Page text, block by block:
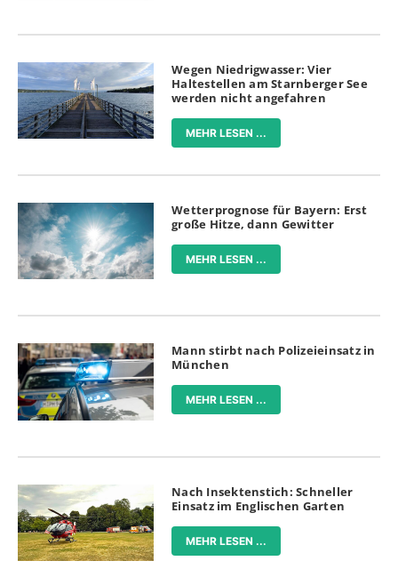
Wegen Niedrigwasser: Vier
Haltestellen am Starnberger See
werden nicht angefahren
MEHR LESEN ...
Wetterprognose für Bayern: Erst
große Hitze, dann Gewitter
MEHR LESEN ...
Mann stirbt nach Polizeieinsatz in
München
MEHR LESEN ...
Nach Insektenstich: Schneller
Einsatz im Englischen Garten
MEHR LESEN ...